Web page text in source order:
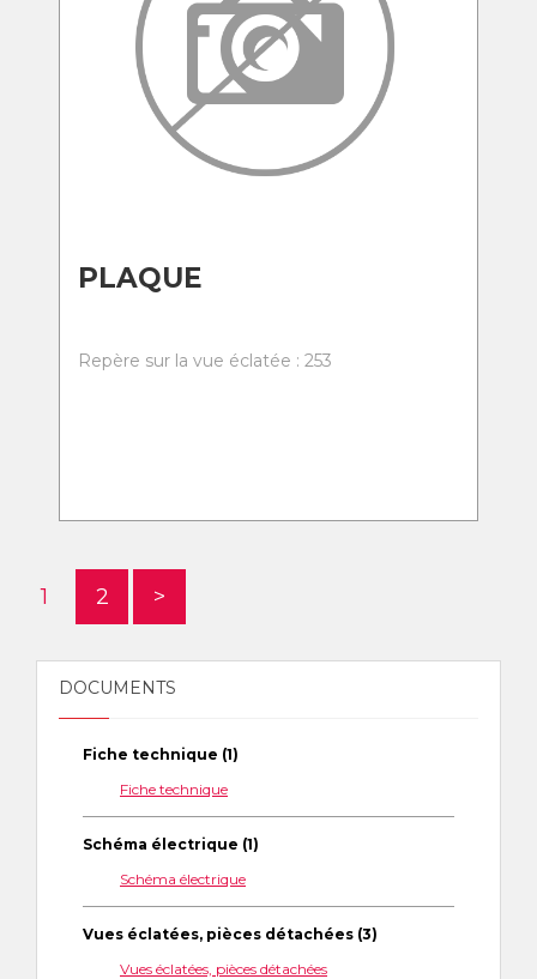
PLAQUE
Repère sur la vue éclatée : 253
1 2 >
DOCUMENTS
Fiche technique (1)
Fiche technique
Schéma électrique (1)
Schéma électrique
Vues éclatées, pièces détachées (3)
Vues éclatées, pièces détachées